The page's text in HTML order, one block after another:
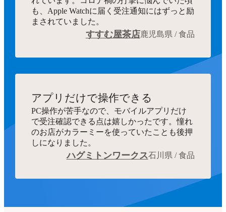
も、Apple Watchに届く受注通知にはずっと励
まされていました。
すすむ屋茶店鹿児島県 / 食品
アプリだけで操作できる
PC操作が苦手なので、モバイルアプリだけ
で受注確認できる点は嬉しかったです。憧れ
のお店がカラーミーを使っていたことも後押
しになりました。
ハグミトンワークス石川県 / 食品